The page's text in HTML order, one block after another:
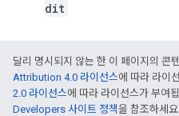
dit
달리 명시되지 않는 한 이 페이지의 콘
Attribution 4.0 라이선스에 따라 라이
2.0 라이선스에 따라 라이선스가 부여
Developers 사이트 정책을 참조하세